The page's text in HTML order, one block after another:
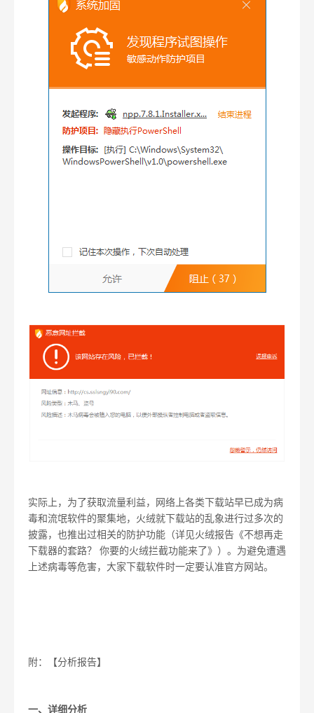
实际上，为了获取流量利益，网络上各类下载站早已成为病
毒和流氓软件的聚集地，火绒就下载站的乱象进行过多次的
披露，也推出过相关的防护功能（详见火绒报告《不想再走
下载器的套路？ 你要的火绒拦截功能来了》）。为避免遭遇
上述病毒等危害，大家下载软件时一定要认准官方网站。
附：【分析报告】
一、详细分析